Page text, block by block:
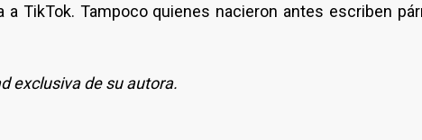
a TikTok. Tampoco quienes nacieron antes escriben
exclusiva de su autora.